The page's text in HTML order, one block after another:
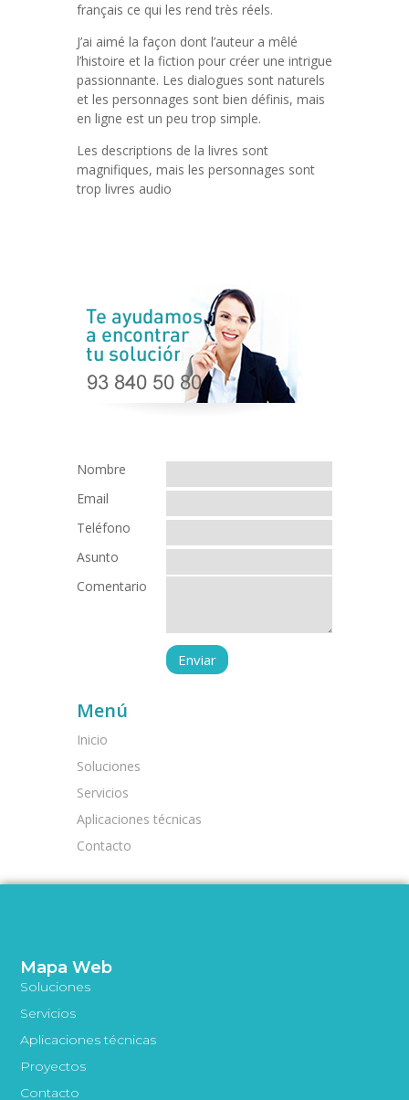
français ce qui les rend très réels.
J’ai aimé la façon dont l’auteur a mêlé
l’histoire et la fiction pour créer une intrigue
passionnante. Les dialogues sont naturels
et les personnages sont bien définis, mais
en ligne est un peu trop simple.
Les descriptions de la livres sont
magnifiques, mais les personnages sont
trop livres audio
Nombre
Email
Teléfono
Asunto
Comentario
Menú
Inicio
Soluciones
Servicios
Aplicaciones técnicas
Contacto
Mapa Web
Soluciones
Servicios
Aplicaciones técnicas
Proyectos
Contacto